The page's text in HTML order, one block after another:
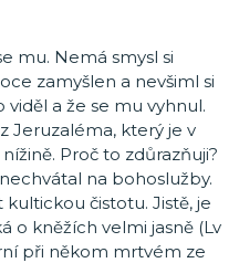
mu. Nemá smysl si
zamyšlen a nevšiml si
viděl a že se mu vyhnul.
Jeruzaléma, který je v
Proč to zdůrazňuji?
na bohoslužby.
čistotu. Jistě, je
o kněžích velmi jasně (Lv
při někom mrtvém ze